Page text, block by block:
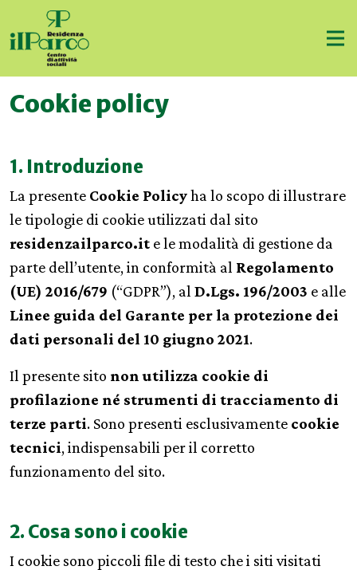
Cookie policy
1. Introduzione
La presente Cookie Policyha lo scopo di illustrare
le tipologie di cookie utilizzati dal sito
residenzailparco.it e le modalità di gestione da
parte dell’utente, in conformità al Regolamento
(UE) 2016/679 (“GDPR”), al D.Lgs. 196/2003 e alle
Linee guida del Garante per la protezione dei
dati personali del 10 giugno 2021.
Il presente sito non utilizza cookie di
profilazione né strumenti di tracciamento di
terze parti. Sono presenti esclusivamente cookie
tecnici, indispensabili per il corretto
funzionamento del sito.
2. Cosa sono i cookie
I cookie sono piccoli file di testo che i siti visitati